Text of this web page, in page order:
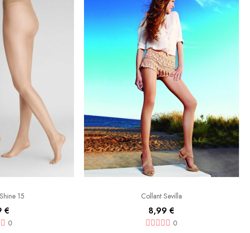
15
€
0
Collant Sevilla
8,99 €
0